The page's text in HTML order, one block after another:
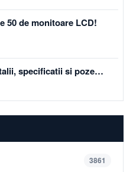
50 de monitoare LCD!
specificatii si poze…
3861